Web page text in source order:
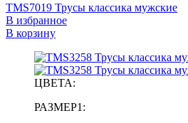
TMS7019 Трусы классика мужские
В избранное
В корзину
ЦВЕТА:
РАЗМЕР1: